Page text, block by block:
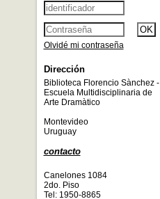
Olvidé mi contraseña
Dirección
Biblioteca Florencio Sànchez -
Escuela Multidisciplinaria de
Arte Dramàtico
Montevideo
Uruguay
contacto
Canelones 1084
2do. Piso
Tel: 1950-8865